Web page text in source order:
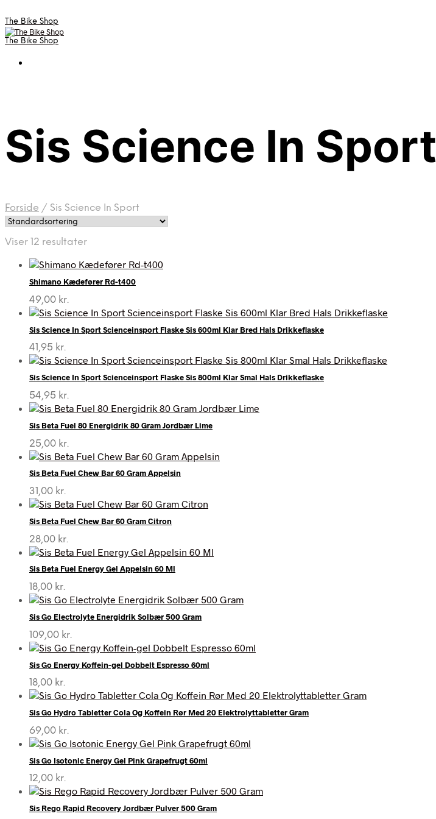
The Bike Shop
The Bike Shop
Sis Science In Sport
Forside / Sis Science In Sport
Viser 12 resultater
Shimano Kædefører Rd-t400
49,00 kr.
Sis Science In Sport Scienceinsport Flaske Sis 600ml Klar Bred Hals Drikkeflaske
41,95 kr.
Sis Science In Sport Scienceinsport Flaske Sis 800ml Klar Smal Hals Drikkeflaske
54,95 kr.
Sis Beta Fuel 80 Energidrik 80 Gram Jordbær Lime
25,00 kr.
Sis Beta Fuel Chew Bar 60 Gram Appelsin
31,00 kr.
Sis Beta Fuel Chew Bar 60 Gram Citron
28,00 kr.
Sis Beta Fuel Energy Gel Appelsin 60 Ml
18,00 kr.
Sis Go Electrolyte Energidrik Solbær 500 Gram
109,00 kr.
Sis Go Energy Koffein-gel Dobbelt Espresso 60ml
18,00 kr.
Sis Go Hydro Tabletter Cola Og Koffein Rør Med 20 Elektrolyttabletter Gram
69,00 kr.
Sis Go Isotonic Energy Gel Pink Grapefrugt 60ml
12,00 kr.
Sis Rego Rapid Recovery Jordbær Pulver 500 Gram